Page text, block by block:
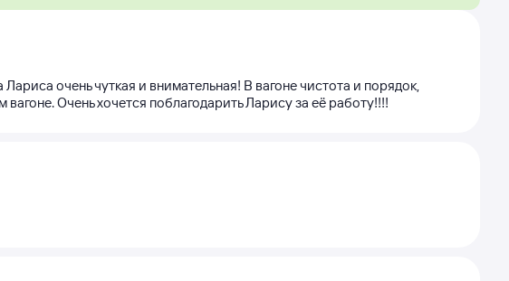
очень чуткая и внимательная! В вагоне чистота и порядок,
Очень хочется поблагодарить Ларису за её работу!!!!